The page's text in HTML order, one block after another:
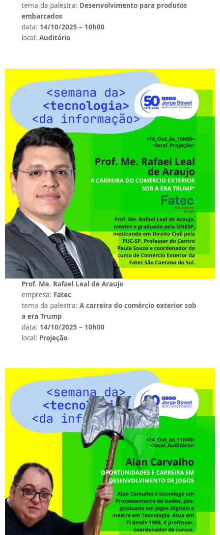
tema da palestra: Desenvolvimento para produtos
embarcados
data: 14/10/2025 – 10h00
local:Auditório
Prof. Me. Rafael Leal de Araujo
empresa: Fatec
tema da palestra:A carreira do comércio exterior sob
a era Trump
data: 14/10/2025 – 10h00
local: Projeção